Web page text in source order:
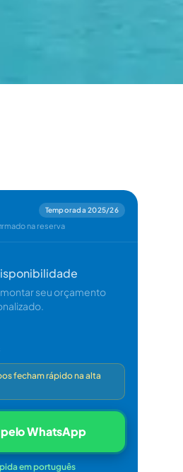
Temporada 2025/26
na reserva
seu orçamento
fecham rápido na alta
WhatsApp
em português